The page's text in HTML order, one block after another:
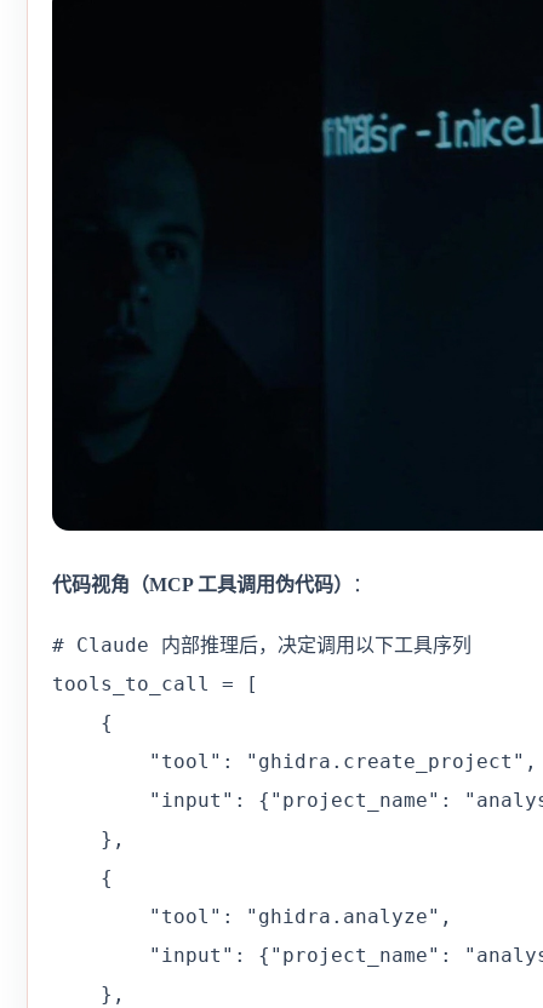
代码视角（MCP 工具调用伪代码） ：
# Claude 内部推理后，决定调用以下工具序列
tools_to_call = [
    {
        "tool": "ghidra.create_project",
"input": {"project_name":
    },
    {
        "tool": "ghidra.analyze",
"input": {"project_name":
    },